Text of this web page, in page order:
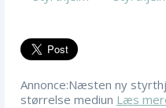
Annonce:Næsten ny
størrelse mediun Læs